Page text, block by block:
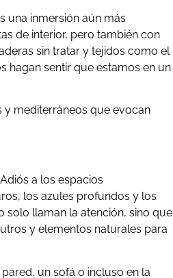
una inmersión aún más
de interior, pero también con
sin tratar y tejidos como el
hagan sentir que estamos en un
mediterráneos que evocan
a los espacios
los azules profundos y los
solo llaman la atención, sino que
y elementos naturales para
un sofá o incluso en la